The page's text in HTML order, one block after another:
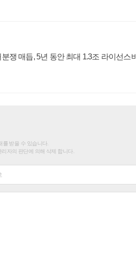
쟁 매듭, 5년 동안 최대 1.3조 라이선스비
받을 수 있습니다.
자의 판단에 의해 삭제 합니다.